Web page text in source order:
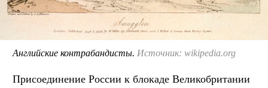
Английские контрабандисты. Источник: wikipedia.org
Присоединение России к блокаде Великобритании